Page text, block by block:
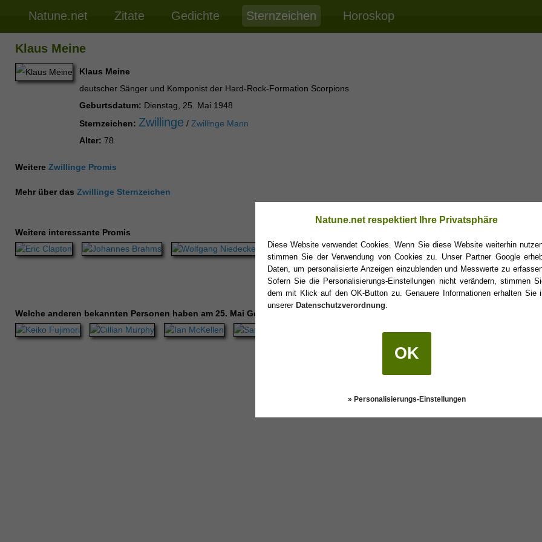
Natune.net Zitate Gedichte Sternzeichen Horoskop
Klaus Meine
Klaus Meine
deutscher Sänger und Komponist der Hard-Rock-Formation Scorpions
Geburtsdatum: Dienstag, 25. Mai 1948
Sternzeichen: Zwillinge / Zwillinge Mann
Alter: 78
Weitere Zwillinge Promis
Mehr über das Zwillinge Sternzeichen
Weitere interessante Promis
Welche anderen bekannten Personen haben am 25. Mai Geburtstag?
Natune.net respektiert Ihre Privatsphäre
Diese Website verwendet Cookies. Wenn Sie diese Website weiterhin
stimmen Sie der Verwendung von Cookies zu. Unser Partner Google
Daten, um personalisierte Anzeigen einzublenden und Messwerte zu
Sofern Sie die Personalisierungs-Einstellungen nicht verändern, stimmen
dem mit Klick auf den OK-Button zu. Genauere Informationen erhalten Sie
unserer Datenschutzverordnung.
OK
» Personalisierungs-Einstellungen